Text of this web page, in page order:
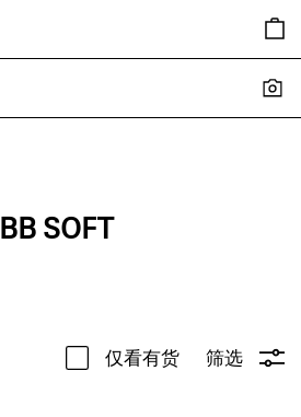
BB SOFT
仅看有货 筛选